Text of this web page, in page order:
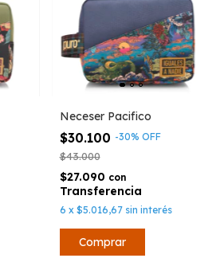
Neceser Pacifico
$30.100 -30% OFF
$43.000
$27.090 con
6 x $5.016,67 sin interés